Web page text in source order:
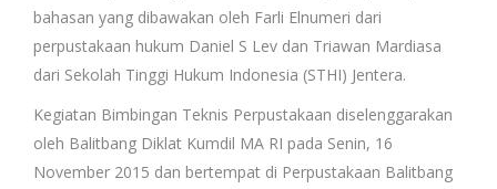
bahasan yang dibawakan oleh Farli Elnumeri dari
perpustakaan hukum Daniel S Lev dan Triawan Mardiasa
dari Sekolah Tinggi Hukum Indonesia (STHI) Jentera.
Kegiatan Bimbingan Teknis Perpustakaan diselenggarakan
oleh Balitbang Diklat Kumdil MA RI pada Senin, 16
November 2015 dan bertempat di Perpustakaan Balitbang